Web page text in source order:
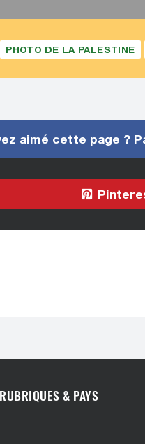
PHOTO DE LA PALESTINE
aimé cette page ?
RUBRIQUES & PAYS